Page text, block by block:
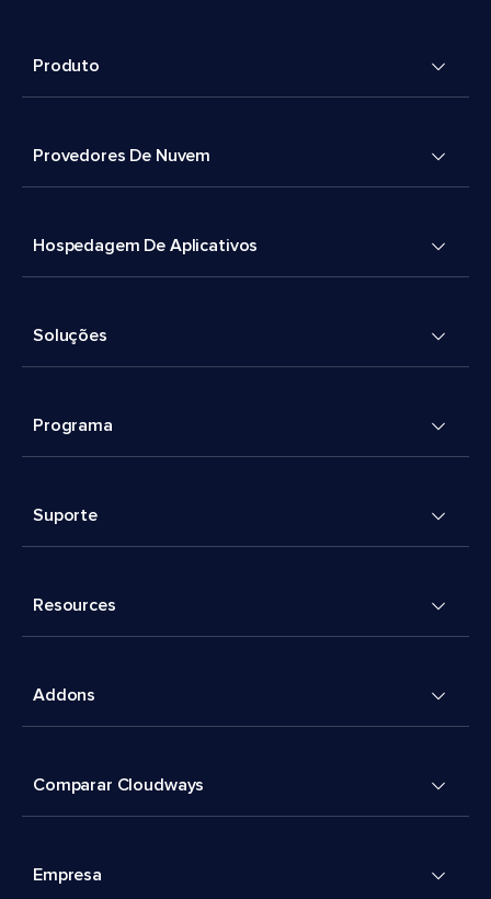
Produto
Provedores De Nuvem
Hospedagem De Aplicativos
Soluções
Programa
Suporte
Resources
Addons
Comparar Cloudways
Empresa